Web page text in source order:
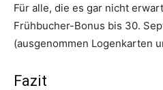
Für alle, die es gar nicht
Frühbucher-Bonus bis 30.
(ausgenommen Logenkarten
Fazit